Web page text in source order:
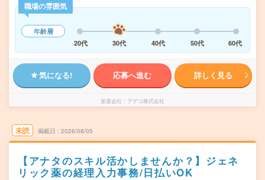
職場の雰囲気
年齢層
20代
30代 40代 50代 60代
気になる! 応募へ進む 詳しく見る
派遣会社 アデコ株式会社
未読 掲載日 2026/08/05
【アナタのスキル活かしませんか？】ジェネ
リック薬の経理入力事務/日払いOK